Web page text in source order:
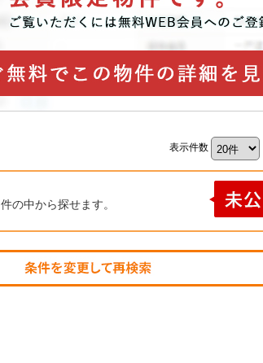
表示件数
件の中から探せます。